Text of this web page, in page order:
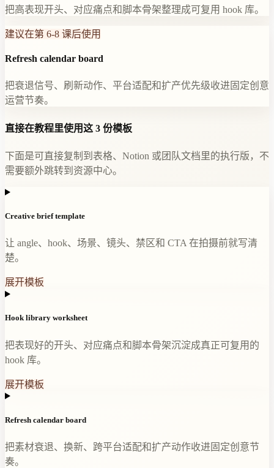
把高表现开头、对应痛点和脚本骨架整理成可复用 hook 库。
建议在第 6-8 课后使用
Refresh calendar board
把衰退信号、刷新动作、平台适配和扩产优先级收进固定创意
运营节奏。
直接在教程里使用这 3 份模板
下面是可直接复制到表格、Notion 或团队文档里的执行版，不
需要额外跳转到资源中心。
Creative brief template
让 angle、hook、场景、镜头、禁区和 CTA 在拍摄前就写清
楚。
展开模板
Hook library worksheet
把表现好的开头、对应痛点和脚本骨架沉淀成真正可复用的
hook 库。
展开模板
Refresh calendar board
把素材衰退、换新、跨平台适配和扩产动作收进固定创意节
奏。